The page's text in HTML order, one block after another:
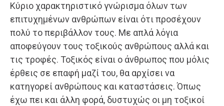
Κύριο χαρακτηριστικό γνώρισμα όλων των
επιτυχημένων ανθρώπων είναι ότι προσέχουν
πολύ το περιβάλλον τους. Με απλά λόγια
αποφεύγουν τους τοξικούς ανθρώπους αλλά και
τις τροφές. Τοξικός είναι ο άνθρωπος που μόλις
έρθεις σε επαφή μαζί του, θα αρχίσει να
κατηγορεί ανθρώπους και καταστάσεις. Όπως
έχω πει και άλλη φορά, δυστυχώς οι μη τοξικοί